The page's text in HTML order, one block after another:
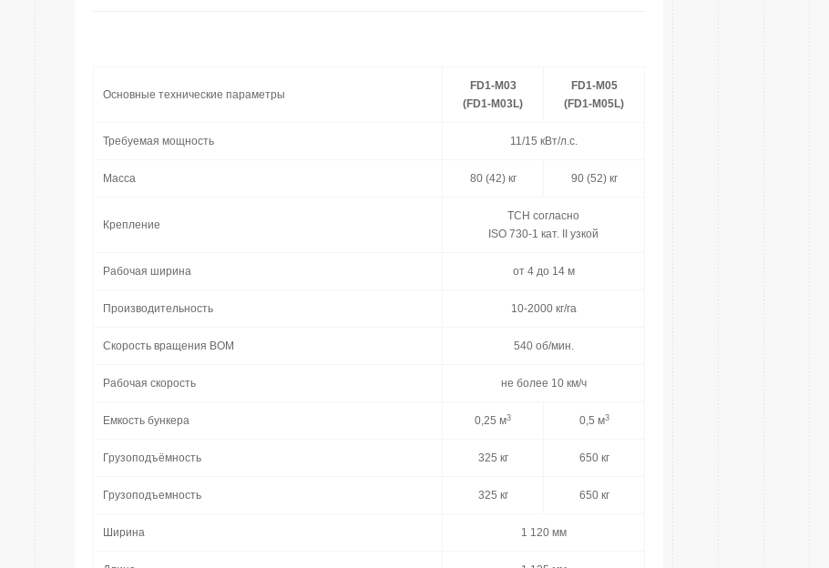
Основные технические параметры
FD1-M03
(FD1-M03L)
FD1-M05
(FD1-M05L)
Требуемая мощность 11/15 кВт/л.с.
Масса 80 (42) кг 90 (52) кг
Крепление
ТСН согласно
ISO 730-1 кат. II узкой
Рабочая ширина от 4 до 14 м
Производительность 10-2000 кг/га
Скорость вращения ВОМ 540 об/мин.
Рабочая скорость не более 10 км/ч
Емкость бункера 0,25 м3 0,5 м3
Грузоподъёмность 325 кг 650 кг
Грузоподъемность 325 кг 650 кг
Ширина 1 120 мм